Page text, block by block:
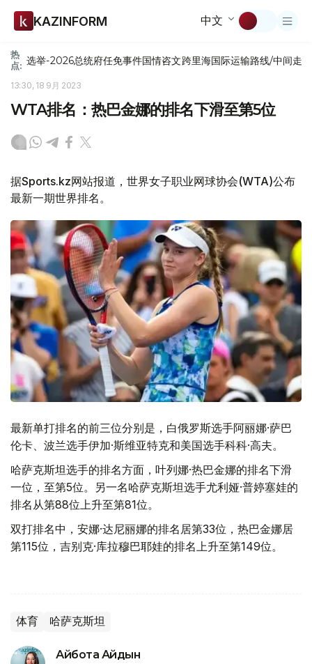
KAZINFORM 中文
热
点: 选举-2026总统府任免事件国情咨文跨里海国际运输路线/中间走廊
13:30, 18 9月 2023
WTA排名：热巴金娜的排名下滑至第5位
据Sports.kz网站报道，世界女子职业网球协会(WTA)公布
最新一期世界排名。
最新单打排名的前三位分别是，白俄罗斯选手阿丽娜·萨巴
伦卡、波兰选手伊加·斯维亚特克和美国选手科科·高夫。
哈萨克斯坦选手的排名方面，叶列娜·热巴金娜的排名下滑
一位，至第5位。另一名哈萨克斯坦选手尤利娅·普婷塞娃的
排名从第88位上升至第81位。
双打排名中，安娜·达尼丽娜的排名居第33位，热巴金娜居
第115位，吉别克·库拉穆巴耶娃的排名上升至第149位。
体育 哈萨克斯坦
Айбота Айдын